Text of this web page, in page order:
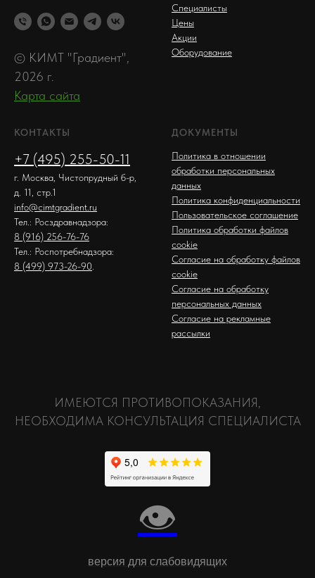
© КИМТ "Градиент",
2026 г.
Карта сайта
Специалисты
Цены
Акции
Оборудование
КОНТАКТЫ
+7 (495) 255-50-11
г. Москва, Чистопрудный б-р,
д. 11, стр.1
info@cimtgradient.ru
Тел.: Росздравнадзора:
8 (916) 256-76-76
Тел.: Роспотребнадзора:
8 (499) 973-26-90.
ДОКУМЕНТЫ
Политика в отношении
обработки персональных
данных
Политика конфиденциальности
Пользовательское соглашение
Политика обработки файлов
cookie
Согласие на обработку файлов
cookie
Согласие на обработку
персональных данных
Согласие на рекламные
рассылки
ИМЕЮТСЯ ПРОТИВОПОКАЗАНИЯ,
НЕОБХОДИМА КОНСУЛЬТАЦИЯ СПЕЦИАЛИСТА
👁
версия для слабовидящих